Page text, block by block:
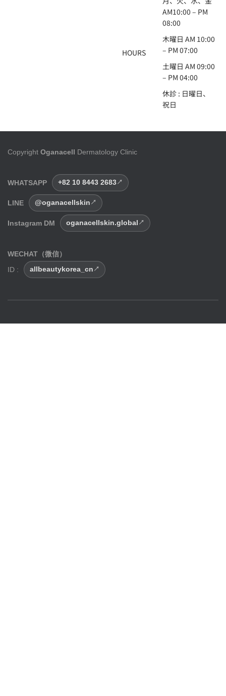
HOURS
AM10:00 – PM
08:00
木曜日 AM 10:00
– PM 07:00
土曜日 AM 09:00
– PM 04:00
休診 : 日曜日、
祝日
Copyright Oganacell Dermatology Clinic
WHATSAPP +82 10 8443 2683
LINE @oganacellskin
Instagram DM oganacellskin.global
WECHAT（微信）
ID :
allbeautykorea_cn